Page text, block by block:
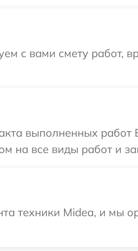
с вами смету работ,
выполненных работ
на все виды работ и
техники Midea, и мы